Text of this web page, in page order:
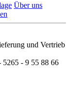
Über uns
und Vertrieb
5265 - 9 55 88 66